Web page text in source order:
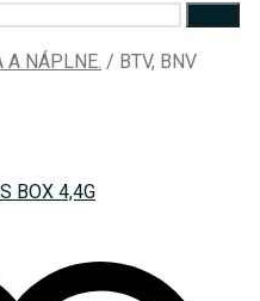
A NÁPLNE. / BTV, BNV